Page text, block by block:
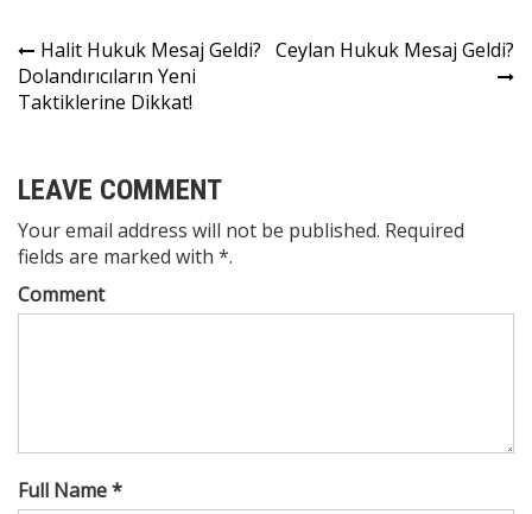
Yazı
gezinmesi
Halit Hukuk Mesaj Geldi?
Dolandırıcıların Yeni
Taktiklerine Dikkat!
Ceylan Hukuk Mesaj Geldi?
LEAVE COMMENT
Your email address will not be published. Required
fields are marked with *.
Comment
Full Name *